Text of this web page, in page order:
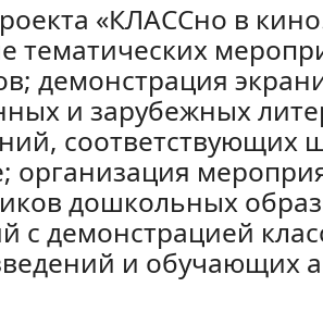
«КЛАССно в
тематических
демонстрация
и зарубежных
соответствующих
организация
дошкольных
с демонстрацией
и обучающих